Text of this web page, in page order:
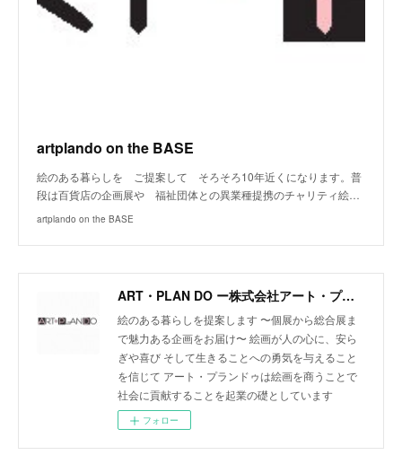
artplando on the BASE
絵のある暮らしを ご提案して そろそろ10年近くになります。普
段は百貨店の企画展や 福祉団体との異業種提携のチャリティ絵…
artplando on the BASE
ART・PLAN DO ー株式会社アート・プランドゥー
絵のある暮らしを提案します 〜個展から総合展ま
で魅力ある企画をお届け〜 絵画が人の心に、安ら
ぎや喜び そして生きることへの勇気を与えること
を信じて アート・プランドゥは絵画を商うことで
社会に貢献することを起業の礎としています
フォロー